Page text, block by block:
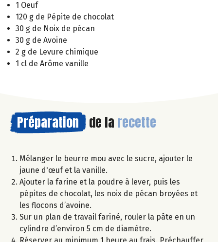
1 Oeuf
120 g de Pépite de chocolat
30 g de Noix de pécan
30 g de Avoine
2 g de Levure chimique
1 cl de Arôme vanille
Préparation de la recette
Mélanger le beurre mou avec le sucre, ajouter le
jaune d'œuf et la vanille.
Ajouter la farine et la poudre à lever, puis les
pépites de chocolat, les noix de pécan broyées et
les flocons d’avoine.
Sur un plan de travail fariné, rouler la pâte en un
cylindre d’environ 5 cm de diamètre.